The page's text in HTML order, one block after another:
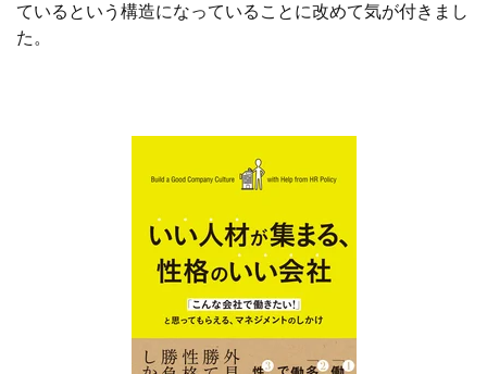
ているという構造になっていることに改めて気が付きまし
た。